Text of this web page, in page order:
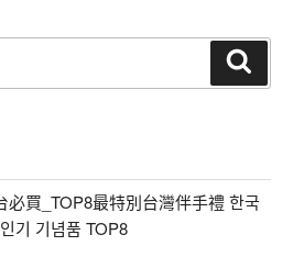
買_TOP8最特別台灣伴手禮 한국
기 기념품 TOP8